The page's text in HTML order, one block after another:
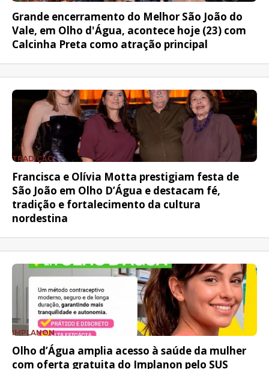
Grande encerramento do Melhor São João do
Vale, em Olho d'Água, acontece hoje (23) com
Calcinha Preta como atração principal
TRADIÇÃO
Francisca e Olívia Motta prestigiam festa de
São João em Olho D’Água e destacam fé,
tradição e fortalecimento da cultura
nordestina
IMPLANON
Olho d’Água amplia acesso à saúde da mulher
com oferta gratuita do Implanon pelo SUS